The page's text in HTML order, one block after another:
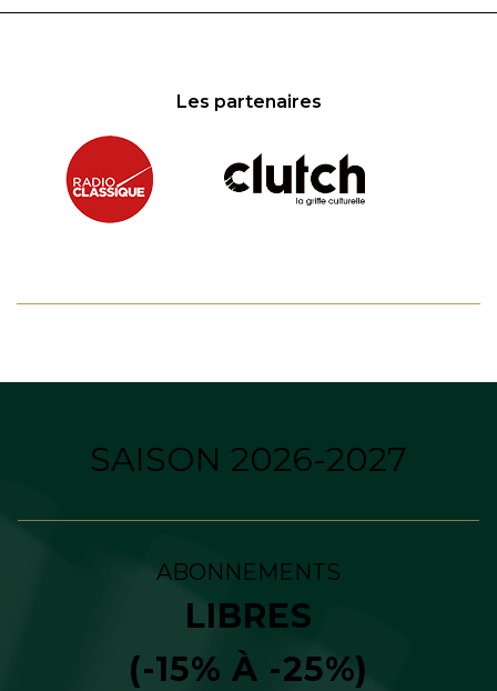
Les partenaires
SAISON 2026-2027
ABONNEMENTS
LIBRES
(-15% À -25%)